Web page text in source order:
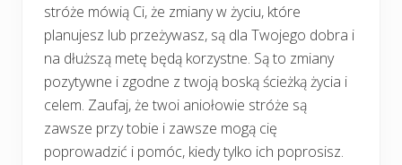
stróże mówią Ci, że zmiany w życiu, które
planujesz lub przeżywasz, są dla Twojego dobra i
na dłuższą metę będą korzystne. Są to zmiany
pozytywne i zgodne z twoją boską ścieżką życia i
celem. Zaufaj, że twoi aniołowie stróże są
zawsze przy tobie i zawsze mogą cię
poprowadzić i pomóc, kiedy tylko ich poprosisz.